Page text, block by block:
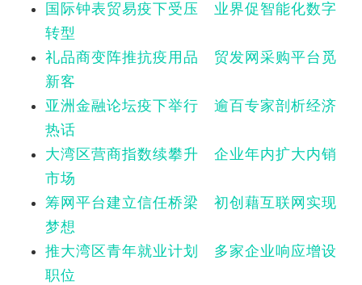
国际钟表贸易疫下受压 业界促智能化数字
转型
礼品商变阵推抗疫用品 贸发网采购平台觅
新客
亚洲金融论坛疫下举行 逾百专家剖析经济
热话
大湾区营商指数续攀升 企业年内扩大内销
市场
筹网平台建立信任桥梁 初创藉互联网实现
梦想
推大湾区青年就业计划 多家企业响应增设
职位